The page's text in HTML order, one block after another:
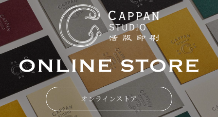
オンラインストア